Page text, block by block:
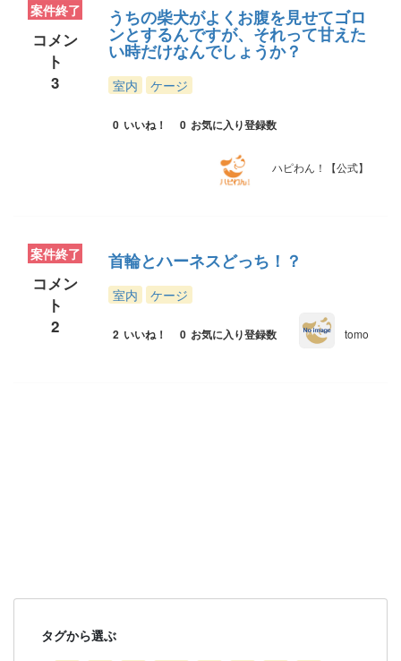
案件終了
コメン
ト
3
うちの柴犬がよくお腹を見せてゴロ
ンとするんですが、それって甘えた
い時だけなんでしょうか？
室内 ケージ
0 いいね！ 0 お気に入り登録数
ハピわん！【公式】
案件終了
コメン
ト
2
首輪とハーネスどっち！？
室内 ケージ
2 いいね！ 0 お気に入り登録数 tomo
タグから選ぶ